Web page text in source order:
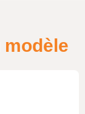
modèle